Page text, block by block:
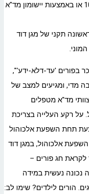
את מגן דוד אדום בטלפון החירום 101 או באמצעות יישומון מד"א
תקני של מגן דוד
בפורים 'עד-דלא-ידע'",
מדי, ומגיעים למצב של
מד"א מטפלים
על רקע העלייה בצריכת
תחת השפעת אלכוהול
אלכוהול, במגן דוד
לקראת חג פורים –
נכונה נעשית במידה
הורים לילדים? שימו לב: